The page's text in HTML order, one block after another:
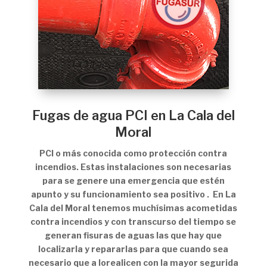
Fugas de agua PCI en La Cala del
Moral
PCI o más conocida como protección contra
incendios. Estas instalaciones son necesarias
para se genere una emergencia que estén
apunto y su funcionamiento sea positivo . En La
Cala del Moral tenemos muchísimas acometidas
contra incendios y con transcurso del tiempo se
generan fisuras de aguas las que hay que
localizarla y repararlas para que cuando sea
necesario que a lorealicen con la mayor segurida